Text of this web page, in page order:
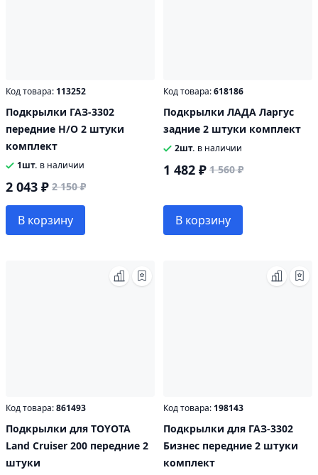
Код товара: 113252
Подкрылки ГАЗ-3302
передние Н/О 2 штуки
комплект
1шт. в наличии
2 043 ₽ 2 150 ₽
В корзину
Код товара:618186
Подкрылки ЛАДА Ларгус
задние 2 штуки комплект
2шт. в наличии
1 482 ₽ 1 560 ₽
В корзину
Код товара:861493
Подкрылки для TOYOTA
Land Cruiser 200 передние 2
штуки
Код товара: 198143
Подкрылки для ГАЗ-3302
Бизнес передние 2 штуки
комплект